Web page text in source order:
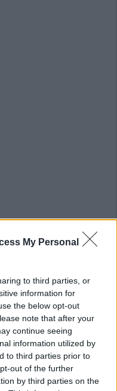
My Personal
to third parties, or
information for
the below opt-out
note that after your
continue seeing
information utilized by
to third parties prior to
out of the further
by third parties on the